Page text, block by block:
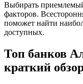
Выбирать
факторов.
поможет найти
доступных.
Топ банков
краткий